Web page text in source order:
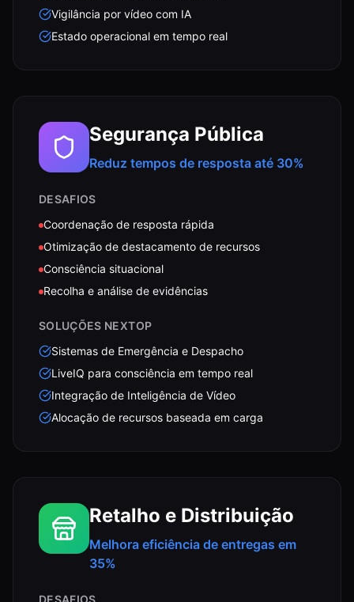
Vigilância por vídeo com IA
Estado operacional em tempo real
Segurança Pública
Reduz tempos de resposta até 30%
DESAFIOS
Coordenação de resposta rápida
Otimização de destacamento de recursos
Consciência situacional
Recolha e análise de evidências
SOLUÇÕES NEXTOP
Sistemas de Emergência e Despacho
LiveIQ para consciência em tempo real
Integração de Inteligência de Vídeo
Alocação de recursos baseada em carga
Retalho e Distribuição
Melhora eficiência de entregas em
35%
DESAFIOS